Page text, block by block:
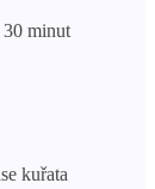
30 minut
kuřata